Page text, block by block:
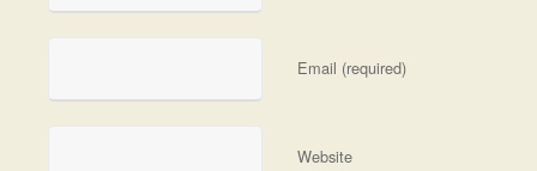
Email (required)
Website